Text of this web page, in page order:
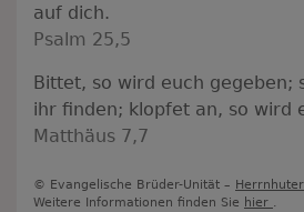
auf dich.
Psalm 25,5
Bittet, so wird euch gegeben;
ihr finden; klopfet an, so wird
Matthäus 7,7
© Evangelische Brüder-Unität –
Weitere Informationen finden Sie hier .